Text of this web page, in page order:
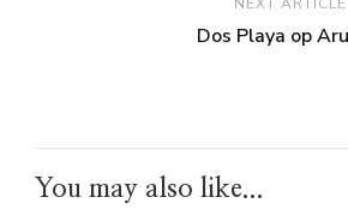
Dos Playa op
You may also like...